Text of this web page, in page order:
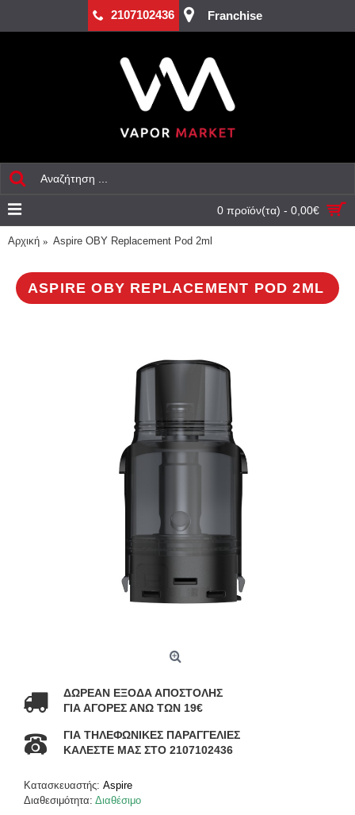
2107102436 Franchise
0 προϊόν(τα) - 0,00€
Αρχική Aspire OBY Replacement Pod 2ml
ASPIRE OBY REPLACEMENT POD 2ML
ΔΩΡΕΑΝ ΕΞΟΔΑ ΑΠΟΣΤΟΛΗΣ
ΓΙΑ ΑΓΟΡΕΣ ΑΝΩ ΤΩΝ 19€
ΓΙΑ ΤΗΛΕΦΩΝΙΚΕΣ ΠΑΡΑΓΓΕΛΙΕΣ
ΚΑΛΕΣΤΕ ΜΑΣ ΣΤΟ 2107102436
Κατασκευαστής: Aspire
Διαθεσιμότητα: Διαθέσιμο